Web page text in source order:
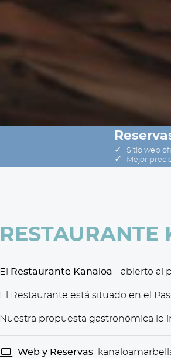
✓ Sitio web
✓ Mejor
RESTAURANTE
El Restaurante Kanaloa - abierto al
El Restaurante está situado en el
Nuestra propuesta gastronómica le
Web y Reservas